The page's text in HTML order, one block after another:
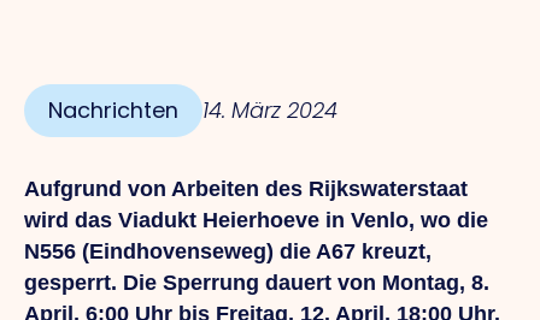
Nachrichten 14. März 2024
Aufgrund von Arbeiten des Rijkswaterstaat
wird das Viadukt Heierhoeve in Venlo, wo die
N556 (Eindhovenseweg) die A67 kreuzt,
gesperrt. Die Sperrung dauert von Montag, 8.
April, 6:00 Uhr bis Freitag, 12. April, 18:00 Uhr.